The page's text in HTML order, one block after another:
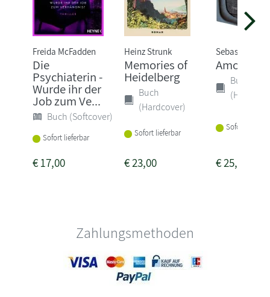
Freida McFadden
Die
Psychiaterin -
Wurde ihr der
Job zum Ve...
Buch (Softcover)
Sofort lieferbar
€17,00
Heinz Strunk
Memories of
Heidelberg
Buch
(Hardcover)
Sofort lieferbar
€23,00
Sebastian
Amokspiel
Buch
Sofort
€25,00
Zahlungsmethoden